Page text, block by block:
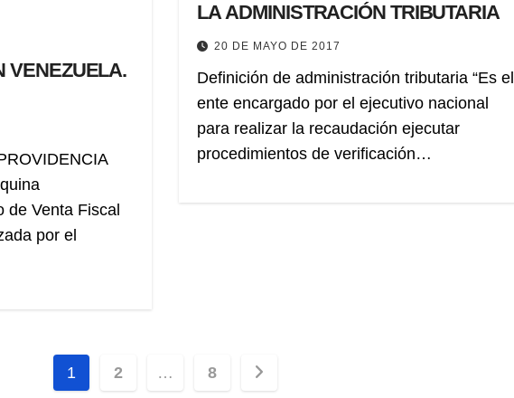
VENEZUELA.
de Venta Fiscal
por el
LA ADMINISTRACIÓN TRIBUTARIA
20 DE MAYO DE 2017
Definición de administración tributaria “Es el
ente encargado por el ejecutivo nacional
para realizar la recaudación ejecutar
procedimientos de verificación…
Paginación
1 2 … 8